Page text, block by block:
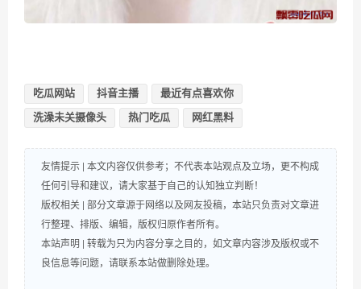
吃瓜网站 抖音主播 最近有点喜欢你
洗澡未关摄像头 热门吃瓜 网红黑料
友情提示 | 本文内容仅供参考；不代表本站观点及立场，更不构成
任何引导和建议，请大家基于自己的认知独立判断！
版权相关 | 部分文章源于网络以及网友投稿，本站只负责对文章进
行整理、排版、编辑，版权归原作者所有。
本站声明 | 转载为只为内容分享之目的，如文章内容涉及版权或不
良信息等问题，请联系本站做删除处理。